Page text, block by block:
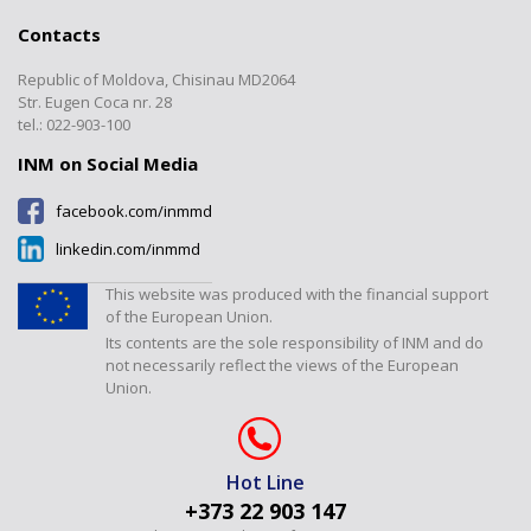
Cooperation
Contacts
Frequency Measurements”
Laboratory
”Temperature and Humidity
Measurements” Laboratory
”Dimensional Measurements”
Laboratory
”Flow and Volume” Laboratory
”Physical-Chemical
Measurements” Laboratory
Laboratorul "Presiuni și forțe"
Documents
Certified products register
Tariffs
Verification/Expertise
Contacts
Republic of Moldova, Chisinau MD2064
Str. Eugen Coca nr. 28
tel.: 022-903-100
INM on Social Media
facebook.com/inmmd
linkedin.com/inmmd
This website was produced with the financial support
of the European Union.
Its contents are the sole responsibility of INM and do
not necessarily reflect the views of the European
Union.
Hot Line
+373 22 903 147